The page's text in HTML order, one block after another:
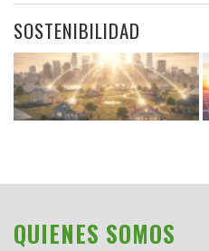
SOSTENIBILIDAD
QUIENES SOMOS